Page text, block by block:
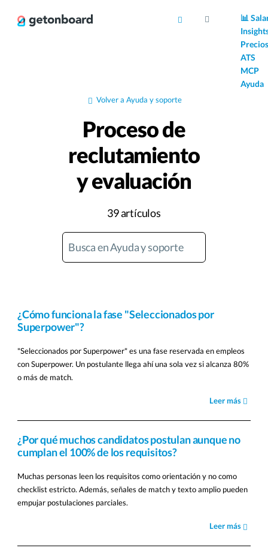
📊
Precios
ATS
MCP
Ayuda
Volver a Ayuda y soporte
Proceso de
reclutamiento
y evaluación
39 artículos
¿Cómo funciona la fase "Seleccionados por
Superpower"?
"Seleccionados por Superpower" es una fase reservada en empleos
con Superpower. Un postulante llega ahí una sola vez si alcanza 80%
o más de match.
Leer más
¿Por qué muchos candidatos postulan aunque no
cumplan el 100% de los requisitos?
Muchas personas leen los requisitos como orientación y no como
checklist estricto. Además, señales de match y texto amplio pueden
empujar postulaciones parciales.
Leer más